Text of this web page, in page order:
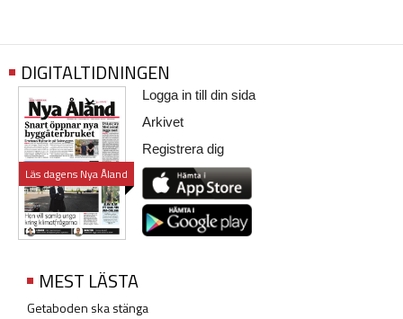
DIGITALTIDNINGEN
Läs dagens Nya Åland
Logga in till din sida
Arkivet
Registrera dig
MEST LÄSTA
Getaboden ska stänga